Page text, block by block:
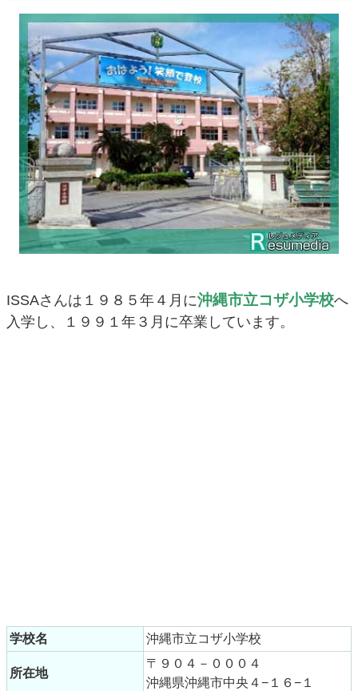
ISSAさんは１９８５年４月に沖縄市立コザ小学校へ
入学し、１９９１年３月に卒業しています。
学校名 沖縄市立コザ小学校
所在地
〒９０４－０００４
沖縄県沖縄市中央４−１６−１